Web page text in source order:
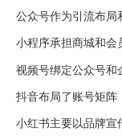
公众号作为引流布局
小程序承担商城和会
视频号绑定公众号和
抖音布局了账号矩阵
小红书主要以品牌宣